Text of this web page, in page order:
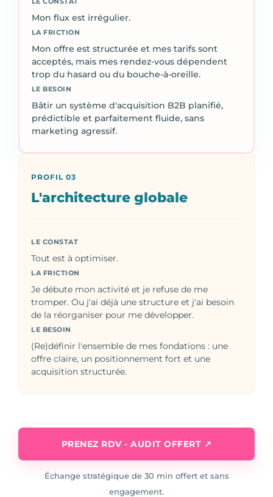
Mon flux est irrégulier.
LA FRICTION
Mon offre est structurée et mes tarifs sont
acceptés, mais mes rendez-vous dépendent
trop du hasard ou du bouche-à-oreille.
LE BESOIN
Bâtir un système d'acquisition B2B planifié,
prédictible et parfaitement fluide, sans
marketing agressif.
PROFIL 03
L'architecture globale
LE CONSTAT
Tout est à optimiser.
LA FRICTION
Je débute mon activité et je refuse de me
tromper. Ou j'ai déjà une structure et j'ai besoin
de la réorganiser pour me développer.
LE BESOIN
(Re)définir l'ensemble de mes fondations : une
offre claire, un positionnement fort et une
acquisition structurée.
PRENEZ RDV - AUDIT OFFERT ↗
Échange stratégique de 30 min offert et sans
engagement.